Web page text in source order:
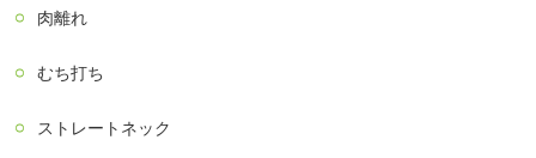
肉離れ
むち打ち
ストレートネック